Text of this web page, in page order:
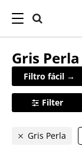
Gris Perla
Filtro fácil →
Filter
Gris Perla